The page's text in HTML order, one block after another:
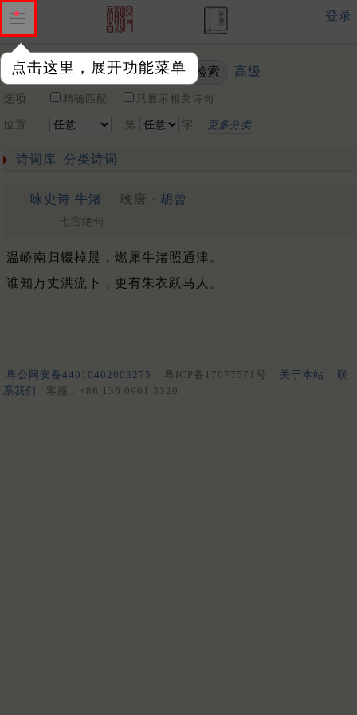
点击这里，展开功能菜单
登录
关键词 高级
选项 精确匹配 只显示相关诗句
位置 第 字 更多分类
诗词库 分类诗词
咏史诗 牛渚 晚唐 · 胡曾
七言绝句
温峤南归辍棹晨，燃犀牛渚照通津。
谁知万丈洪流下，更有朱衣跃马人。
粤公网安备44010402003275 粤ICP备17077571号 关于本站
联
系我们
客服：+86 136 0901 3320